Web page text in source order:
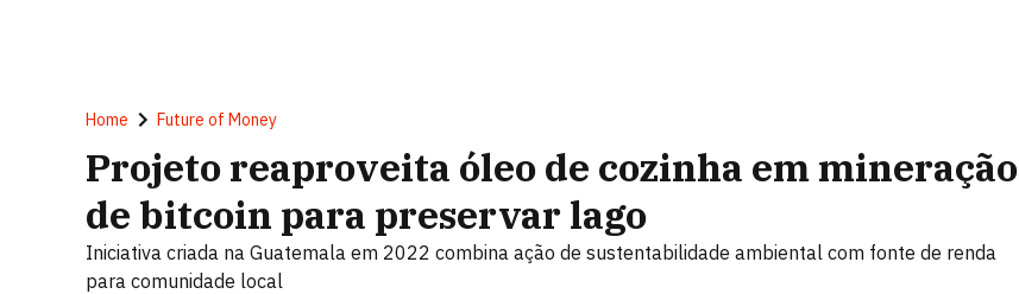
Home Future of Money
Projeto reaproveita óleo de cozinha em mineração
de bitcoin para preservar lago
Iniciativa criada na Guatemala em 2022 combina ação de sustentabilidade ambiental com fonte de renda
para comunidade local